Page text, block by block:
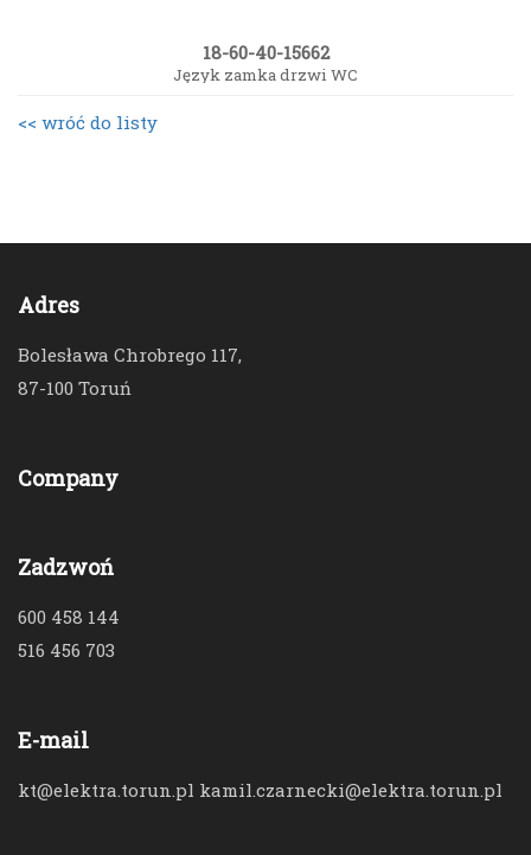
18-60-40-15662
Język zamka drzwi WC
<< wróć do listy
Adres
Bolesława Chrobrego 117,
87-100 Toruń
Company
Zadzwoń
600 458 144
516 456 703
E-mail
kt@elektra.torun.pl kamil.czarnecki@elektra.torun.pl